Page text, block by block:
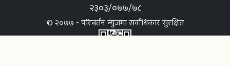
२३०३/०७७/७८
© २०७७ - परिबर्तन न्युजमा सर्वाधिकार सुरक्षित